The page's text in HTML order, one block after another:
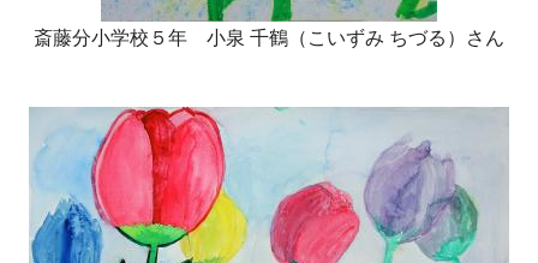
斎藤分小学校５年 小泉 千鶴（こいずみ ちづる）さん